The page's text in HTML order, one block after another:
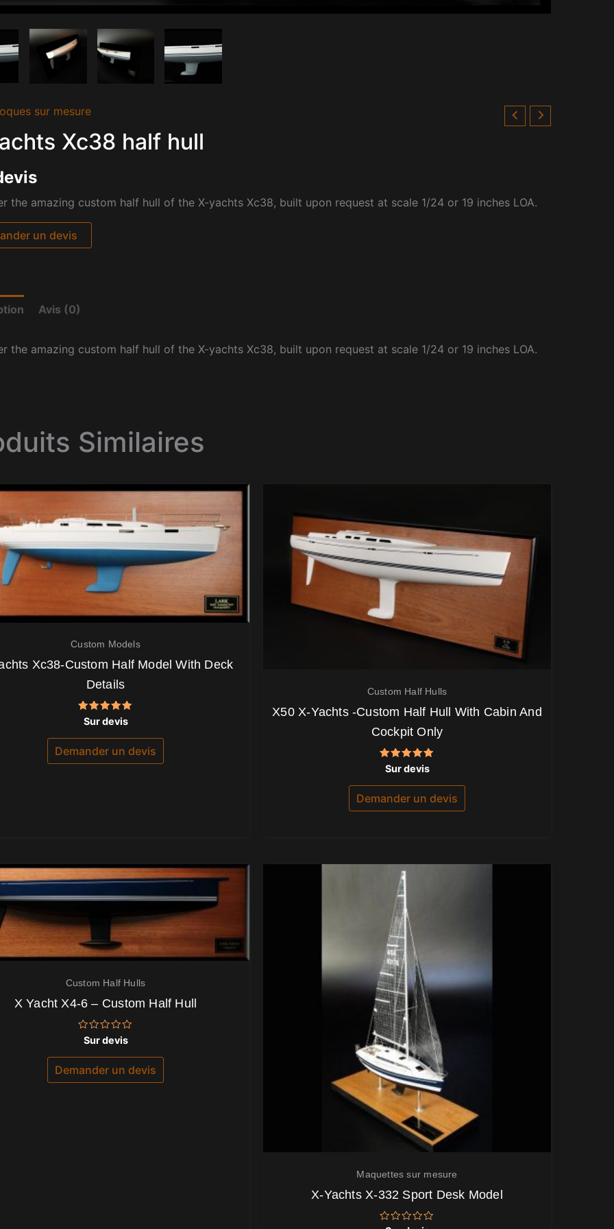
sur mesure
Xc38 half hull
the amazing custom half hull of the X-yachts Xc38, built upon request at scale 1/24 or 19 inches LOA.
un devis
Avis (0)
the amazing custom half hull of the X-yachts Xc38, built upon request at scale 1/24 or 19 inches LOA.
Similaires
Custom Models
Xc38-Custom Half Model With Deck
Details
Note
5.00
sur 5
Sur devis
Demander un devis
Custom Half Hulls
X50 X-Yachts -Custom Half Hull With Cabin And
Cockpit Only
Note
5.00
sur 5
Sur devis
Demander un devis
Custom Half Hulls
X Yacht X4-6 – Custom Half Hull
Note
0
sur
Sur devis
Demander un devis
Maquettes sur mesure
X-Yachts X-332 Sport Desk Model